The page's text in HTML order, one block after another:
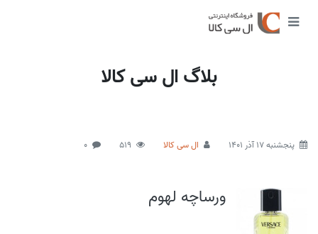
بلاگ ال سی کالا
پنجشنبه 17 آذر 1401 ال سی کالا 519
0
ورساچه لهوم